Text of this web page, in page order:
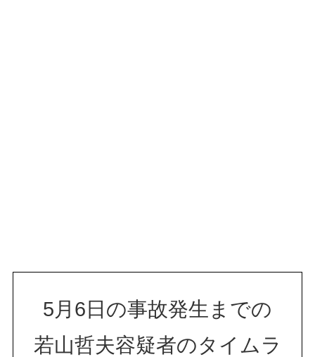
5月6日の事故発生までの
若山哲夫容疑者のタイムラ